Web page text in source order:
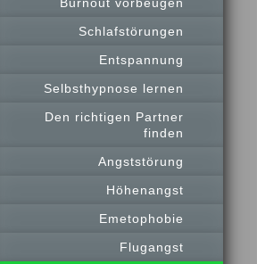
Schlafstörungen
Entspannung
Selbsthypnose lernen
Den richtigen Partner
finden
Angststörung
Höhenangst
Emetophobie
Flugangst